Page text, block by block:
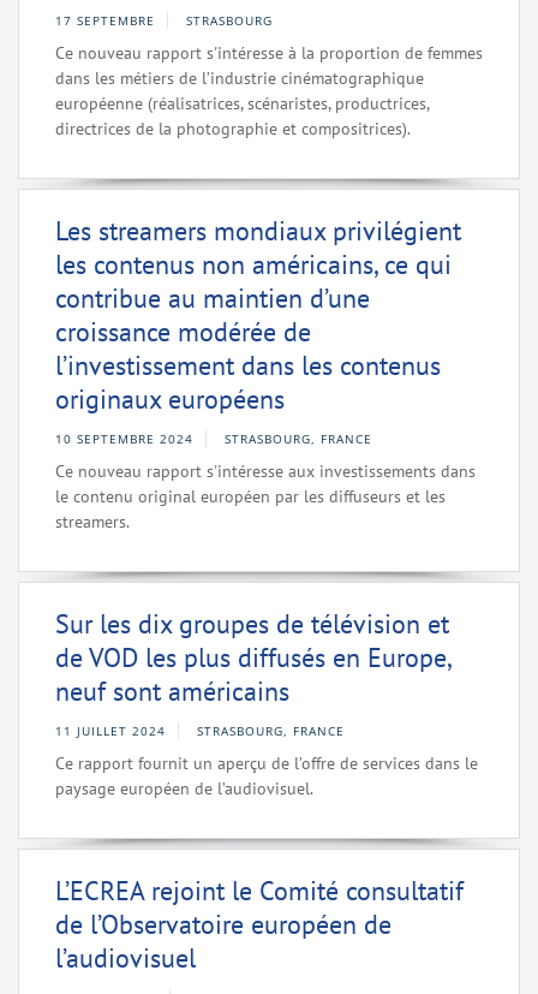
17 SEPTEMBRE STRASBOURG
Ce nouveau rapport s'intéresse à la proportion de femmes
dans les métiers de l’industrie cinématographique
européenne (réalisatrices, scénaristes, productrices,
directrices de la photographie et compositrices).
Les streamers mondiaux privilégient
les contenus non américains, ce qui
contribue au maintien d’une
croissance modérée de
l’investissement dans les contenus
originaux européens
10 SEPTEMBRE 2024 STRASBOURG, FRANCE
Ce nouveau rapport s'intéresse aux investissements dans
le contenu original européen par les diffuseurs et les
streamers.
Sur les dix groupes de télévision et
de VOD les plus diffusés en Europe,
neuf sont américains
11 JUILLET 2024 STRASBOURG, FRANCE
Ce rapport fournit un aperçu de l’offre de services dans le
paysage européen de l’audiovisuel.
L’ECREA rejoint le Comité consultatif
de l’Observatoire européen de
l’audiovisuel